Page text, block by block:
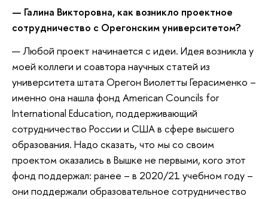
— Галина Викторовна, как возникло проектное
сотрудничество с Орегонским университетом?
— Любой проект начинается с идеи. Идея возникла у
моей коллеги и соавтора научных статей из
университета штата Орегон Виолетты Герасименко –
именно она нашла фонд American Councils for
International Education, поддерживающий
сотрудничество России и США в сфере высшего
образования. Надо сказать, что мы со своим
проектом оказались в Вышке не первыми, кого этот
фонд поддержал: ранее – в 2020/21 учебном году –
они поддержали образовательное сотрудничество